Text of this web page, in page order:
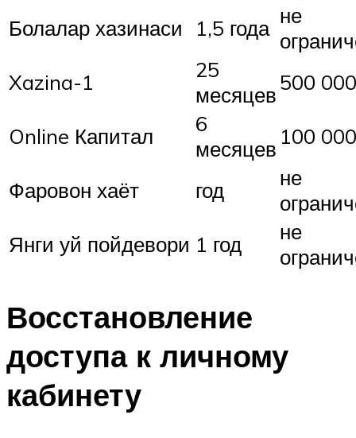
Болалар хазинаси
1,5 года не
Xazina-1
25
месяцев500
Online Капитал
6
месяцев 100
Фаровон хаёт год
не
Янги уй пойдевори 1 год
не
Восстановление
доступа к личному
кабинету